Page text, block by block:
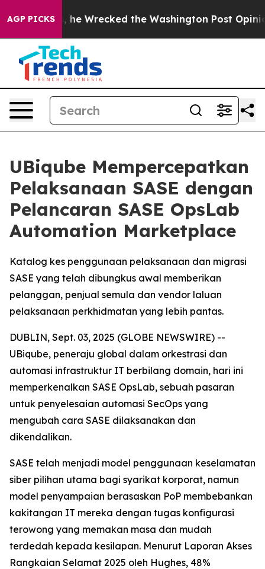
AGP PICKS
Bezos, he Wrecked the Washington Post Opinion
UBiqube Mempercepatkan
Pelaksanaan SASE dengan
Pelancaran SASE OpsLab
Automation Marketplace
Katalog kes penggunaan pelaksanaan dan migrasi
SASE yang telah dibungkus awal memberikan
pelanggan, penjual semula dan vendor laluan
pelaksanaan perkhidmatan yang lebih pantas.
DUBLIN, Sept. 03, 2025 (GLOBE NEWSWIRE) --
UBiqube, peneraju global dalam orkestrasi dan
automasi infrastruktur IT berbilang domain, hari ini
memperkenalkan SASE OpsLab, sebuah pasaran
untuk penyelesaian automasi SecOps yang
mengubah cara SASE dilaksanakan dan
dikendalikan.
SASE telah menjadi model penggunaan keselamatan
siber pilihan utama bagi syarikat korporat, namun
model penyampaian berasaskan PoP membebankan
kakitangan IT mereka dengan tugas konfigurasi
terowong yang memakan masa dan mudah
terdedah kepada kesilapan. Menurut Laporan Akses
Rangkaian Selamat 2025 oleh Hughes, 48%